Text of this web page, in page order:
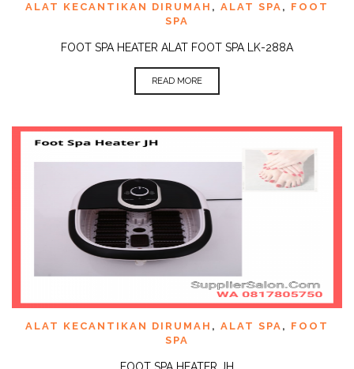
ALAT KECANTIKAN DIRUMAH , ALAT SPA , FOOT
SPA
FOOT SPA HEATER ALAT FOOT SPA LK-288A
READ MORE
ALAT KECANTIKAN DIRUMAH , ALAT SPA , FOOT
SPA